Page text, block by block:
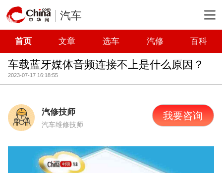
汽车
首页 文章 选车 汽修 百科
车载蓝牙媒体音频连接不上是什么原因？
2023-07-17 16:18:55
汽修技师
汽车维修技师
我要咨询